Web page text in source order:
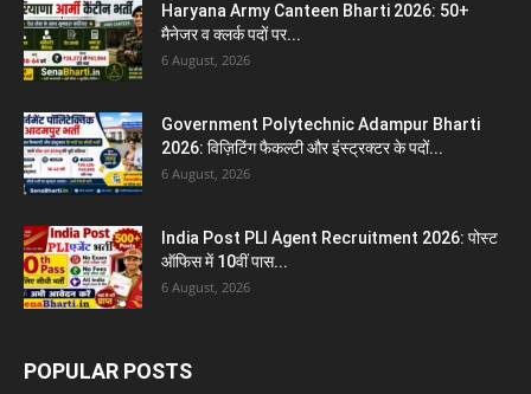
Haryana Army Canteen Bharti 2026: 50+
मैनेजर व क्लर्क पदों पर...
6 August, 2026
Government Polytechnic Adampur Bharti
2026: विज़िटिंग फैकल्टी और इंस्ट्रक्टर के पदों...
6 August, 2026
India Post PLI Agent Recruitment 2026: पोस्ट
ऑफिस में 10वीं पास...
6 August, 2026
POPULAR POSTS